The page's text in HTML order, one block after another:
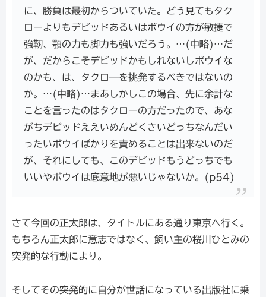
に、勝負は最初からついていた。どう見てもタク
ローよりもデビッドあるいはボウイの方が敏捷で
強靭、顎の力も脚力も強いだろう。…(中略)…だ
が、だからこそデビッドかもしれないしボウイな
のかも、は、タクロ―を挑発するべきではないの
か。…(中略)…まあしかしこの場合、先に余計な
ことを言ったのはタクローの方だったので、あな
がちデビッドええいめんどくさいどっちなんだい
ったいボウイばかりを責めることは出来ないのだ
が、それにしても、このデビッドもうどっちでも
いいやボウイは底意地が悪いじゃないか。(p54)
さて今回の正太郎は、タイトルにある通り東京へ行く。
もちろん正太郎に意志ではなく、飼い主の桜川ひとみの
突発的な行動により。
そしてその突発的に自分が世話になっている出版社に乗